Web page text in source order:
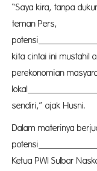
“Saya kira, tanpa
teman Pers,
potensi
kita cintai ini mustahil
perekonomian
lokal
sendiri,” ajak Husni.
Dalam materinya
potensi
Ketua PWI Sulbar